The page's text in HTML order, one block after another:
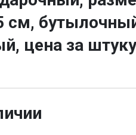
см,
цена за штуку